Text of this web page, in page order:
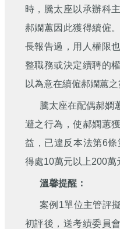
時，騰太座以承辦科
郝嫻蕙因此獲得續僱
長報告過，用人權限
整職務或決定續聘的
以為意在續僱郝嫻蕙之
騰太座在配偶郝嫻
避之行為，使郝嫻蕙
益，已違反本法第6
得處10萬元以上200萬
溫馨提醒：
案例1單位主管評
初評後，送考績委員